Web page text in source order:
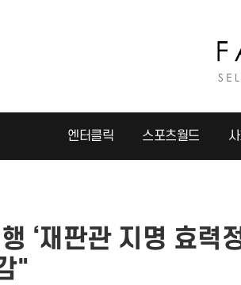
엔터클릭 스포츠월드
‘재판관 지명 효력
"